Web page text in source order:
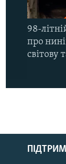
РУС
98-
про
світову